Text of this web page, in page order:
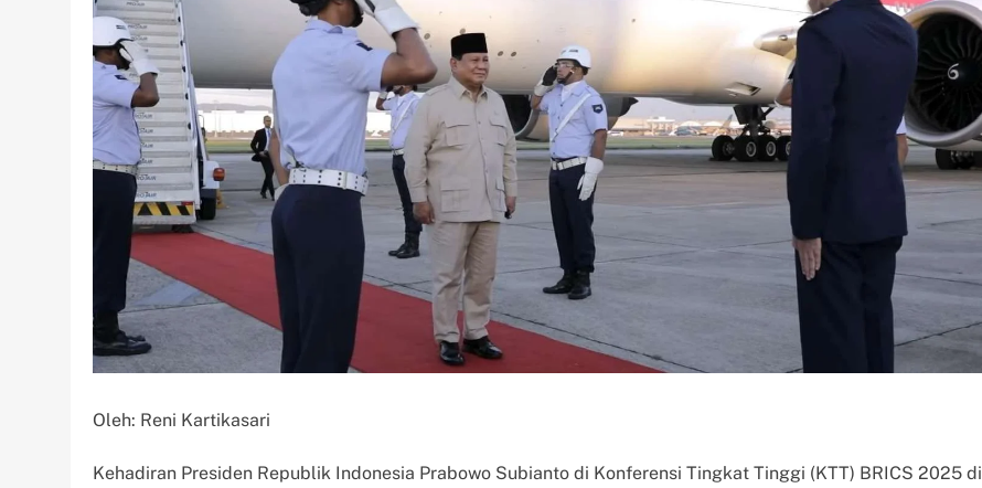
Oleh: Reni Kartikasari
Kehadiran Presiden Republik Indonesia Prabowo Subianto di Konferensi Tingkat Tinggi (KTT) BRICS 2025 di